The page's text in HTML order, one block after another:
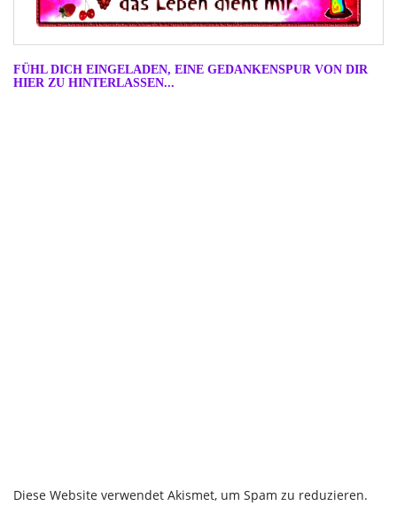
FÜHL DICH EINGELADEN, EINE GEDANKENSPUR VON DIR
HIER ZU HINTERLASSEN...
Diese Website verwendet Akismet, um Spam zu reduzieren.